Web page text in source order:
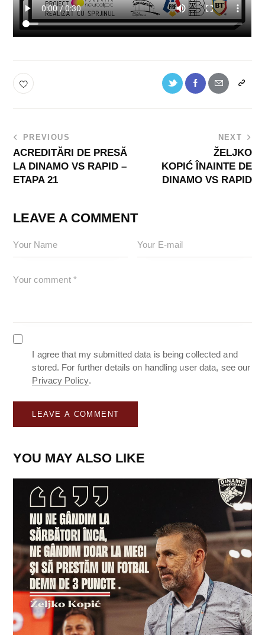
PREVIOUS
ACREDITĂRI DE PRESĂ
LA DINAMO VS RAPID –
ETAPA 21
NEXT
ŽELJKO
KOPIĆ ÎNAINTE DE
DINAMO VS RAPID
LEAVE A COMMENT
I agree that my submitted data is being collected and
stored. For further details on handling user data, see our
Privacy Policy.
YOU MAY ALSO LIKE